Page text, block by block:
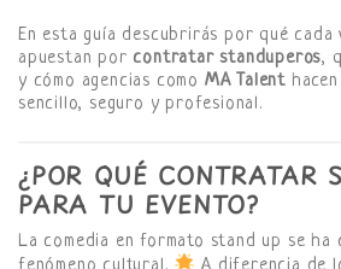
En esta guía descubrirás por qué cada
apuestan por contratar standuperos,
y cómo agencias como MA Talent
sencillo, seguro y profesional.
¿POR QUÉ CONTRATAR
PARA TU EVENTO?
La comedia en formato stand up se ha